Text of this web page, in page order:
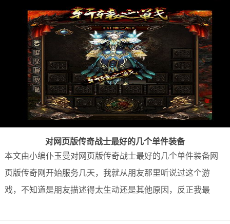
对网页版传奇战士最好的几个单件装备
本文由小编仆玉曼对网页版传奇战士最好的几个单件装备网
页版传奇刚开始服务几天，我就从朋友那里听说过这个游
戏，不知道是朋友描述得太生动还是其他原因，反正我最